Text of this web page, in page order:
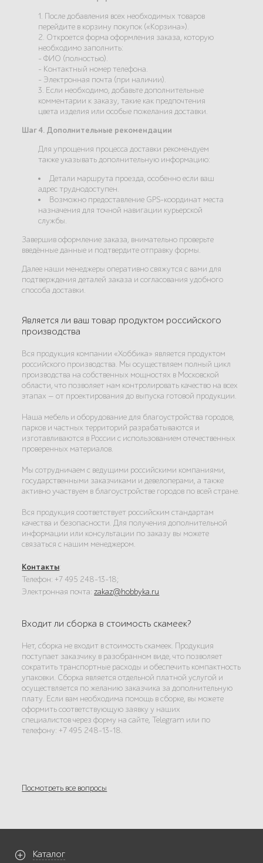
1. После добавления всех необходимых товаров
перейдите в корзину покупок («Корзина»).
2. Откроется форма оформления заказа, которую
необходимо заполнить:
- ФИО (полностью).
- Контактный номер телефона.
- Электронная почта (при наличии).
3. Если необходимо, добавьте дополнительные
комментарии к заказу, такие как предпочтения
цвета изделия или особые пожелания доставки.
Шаг 4. Дополнительные рекомендации
Для упрощения процесса доставки рекомендуем
также указывать дополнительную информацию:
Детали маршрута проезда, особенно если ваш
адрес труднодоступен.
Возможно предоставление GPS-координат места
назначения для точной навигации курьерской
службы.
Завершив оформление заказа, внимательно проверьте
введённые данные и подтвердите отправку формы.
Далее наши менеджеры оперативно свяжутся с вами для
подтверждения деталей заказа и согласования удобного
способа доставки.
Является ли ваш товар продуктом российского
производства
Вся продукция компании «Хоббика» является продуктом
российского производства. Мы осуществляем полный цикл
производства на собственных мощностях в Московской
области, что позволяет нам контролировать качество на всех
этапах — от проектирования до выпуска готовой продукции.
Наша мебель и оборудование для благоустройства городов,
парков и частных территорий разрабатываются и
изготавливаются в России с использованием отечественных
проверенных материалов.
Мы сотрудничаем с ведущими российскими компаниями,
государственными заказчиками и девелоперами, а также
активно участвуем в благоустройстве городов по всей стране.
Вся продукция соответствует российским стандартам
качества и безопасности. Для получения дополнительной
информации или консультации по заказу вы можете
связаться с нашим менеджером.
Контакты:
Телефон: +7 495 248-13-18;
Электронная почта:zakaz@hobbyka.ru
Входит ли сборка в стоимость скамеек?
Нет, сборка не входит в стоимость скамеек. Продукция
поступает заказчику в разобранном виде, что позволяет
сократить транспортные расходы и обеспечить компактность
упаковки. Сборка является отдельной платной услугой и
осуществляется по желанию заказчика за дополнительную
плату. Если вам необходима помощь в сборке, вы можете
оформить соответствующую заявку у наших
специалистов через форму на сайте, Telegram или по
телефону: +7 495 248-13-18.
Посмотреть все вопросы
Каталог